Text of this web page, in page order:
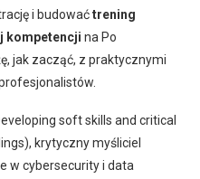
i budowaćtrening
kompetencji na Po
jak zacząć, z praktycznymi
soft skills and critical
krytyczny myśliciel
w cybersecurity i data